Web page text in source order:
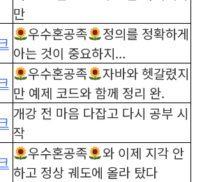
만
우수혼공족
정의를 정확하게
아는 것이 중요하지...
우수혼공족
자바와 헷갈렸지
만 예제 코드와 함께 정리 완.
개강 전 마음 다잡고 다시 공부 시
작
우수혼공족
와 이제 지각 안
하고 정상 궤도에 올라 탔다